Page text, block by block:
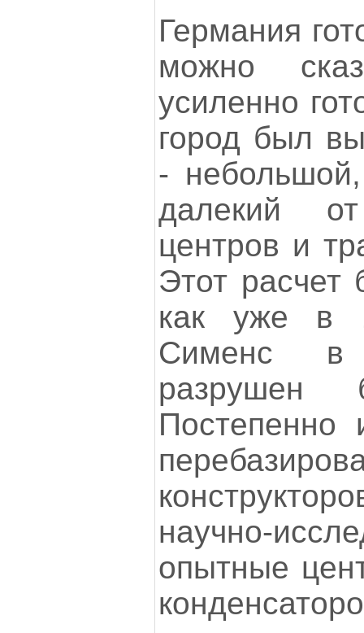
Германия
можно
усиленно
город был
-
далекий
центров и
Этот расчет
как уже в
Сименс
разрушен
Постепенно
научно-
опытные